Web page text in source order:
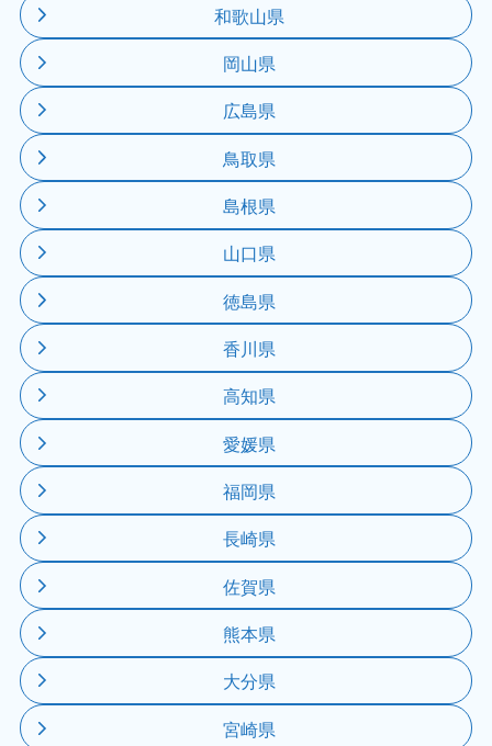
和歌山県
岡山県
広島県
鳥取県
島根県
山口県
徳島県
香川県
高知県
愛媛県
福岡県
長崎県
佐賀県
熊本県
大分県
宮崎県